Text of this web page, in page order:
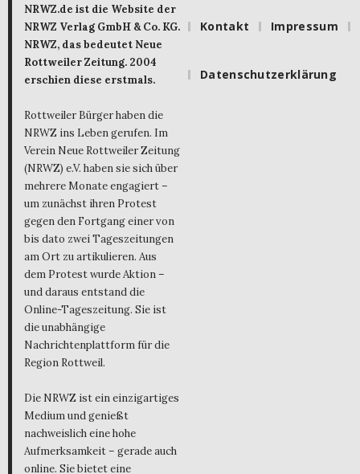
NRWZ.de ist die Website der
NRWZ Verlag GmbH & Co. KG.
NRWZ, das bedeutet Neue
Rottweiler Zeitung. 2004
erschien diese erstmals.
Rottweiler Bürger haben die
NRWZ ins Leben gerufen. Im
Verein Neue Rottweiler Zeitung
(NRWZ) e.V. haben sie sich über
mehrere Monate engagiert –
um zunächst ihren Protest
gegen den Fortgang einer von
bis dato zwei Tageszeitungen
am Ort zu artikulieren. Aus
dem Protest wurde Aktion –
und daraus entstand die
Online-Tageszeitung. Sie ist
die unabhängige
Nachrichtenplattform für die
Region Rottweil.
Die NRWZ ist ein einzigartiges
Medium und genießt
nachweislich eine hohe
Aufmerksamkeit – gerade auch
online. Sie bietet eine
Kontakt Impressum
Datenschutzerklärung